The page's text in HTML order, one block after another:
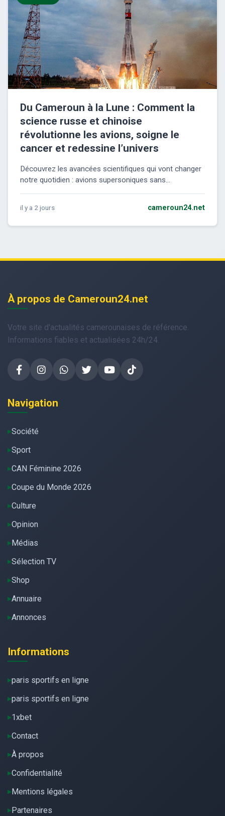
Du Cameroun à la Lune : Comment la
science russe et chinoise
révolutionne les avions, soigne le
cancer et redessine l’univers
Découvrez les avancées scientifiques qui vont changer
notre quotidien : avions supersoniques sans...
il y a 2 jours cameroun24.net
À propos de Cameroun24.net
Votre site d'actualités camerounaises de référence.
Informations fiables et actualisées 24h/24.
Navigation
Société
Sport
CAN Féminine 2026
Coupe du Monde 2026
Culture
Opinion
Médias
Sélection TV
Shop
Annuaire
Annonces
Informations
paris sportifs en ligne
paris sportifs en ligne
1xbet
Contact
À propos
Confidentialité
Mentions légales
Partenaires